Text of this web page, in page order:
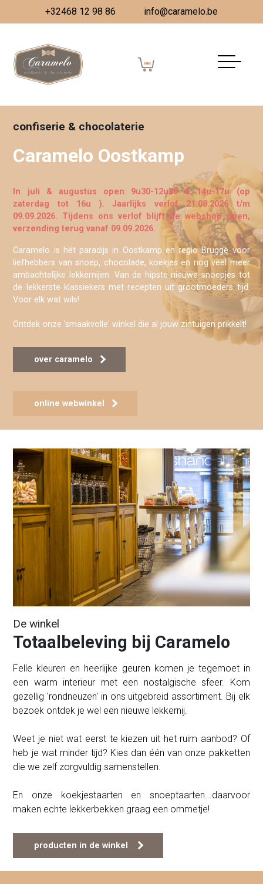
+32468 12 98 86 info@caramelo.be
confiserie & chocolaterie
Caramelo Oostkamp
In juli & augustus open 9u30-12u30 & 14u-17u (op
zaterdag tot 16u ). Jaarlijks verlof 21.08.2026 t/m
09.09.2026. Tijdens ons verlof blijft de webshop open,
verzending terug vanaf 09.09.2026.
Caramelo is hét paradijs in Oostkamp en regio Brugge voor
liefhebbers van snoep, chocolade, koekjes en nog veel meer
ambachtelijke lekkernijen. Van de hipste nieuwe snoepjes tot
de lekkerste klassiekers met recepten uit grootmoeders tijd.
Voor elk wat wils!
Ontdek onze 'smaakvolle' winkel die al jouw zintuigen prikkelt!
over caramelo
online webwinkel
De winkel
Totaalbeleving bij Caramelo
Felle kleuren en heerlijke geuren komen je tegemoet in
een warm interieur met een nostalgische sfeer. Kom
gezellig 'rondneuzen' in ons uitgebreid assortiment. Bij elk
bezoek ontdek je wel een nieuwe lekkernij.
Weet je niet wat eerst te kiezen uit het ruim aanbod? Of
heb je wat minder tijd? Kies dan één van onze pakketten
die we zelf zorgvuldig samenstellen.
En onze koekjestaarten en snoeptaarten...daarvoor
maken echte lekkerbekken graag een ommetje!
producten in de winkel